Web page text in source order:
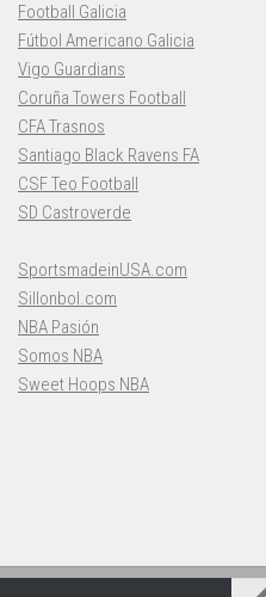
Football Galicia
Fútbol Americano Galicia
Vigo Guardians
Coruña Towers Football
CFA Trasnos
Santiago Black Ravens FA
CSF Teo Football
SD Castroverde
SportsmadeinUSA.com
Sillonbol.com
NBA Pasión
Somos NBA
Sweet Hoops NBA